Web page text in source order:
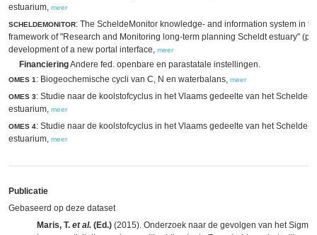
estuarium, meer
SCHELDEMONITOR: The ScheldeMonitor knowledge- and information system in
framework of "Research and Monitoring long-term planning Scheldt estuary"
development of a new portal interface, meer
FinancieringAndere fed. openbare en parastatale instellingen.
OMES 1 : Biogeochemische cycli van C, N en waterbalans, meer
OMES 3: Studie naar de koolstofcyclus in het Vlaams gedeelte van het Schelde-
estuarium, meer
OMES 4: Studie naar de koolstofcyclus in het Vlaams gedeelte van het Schelde-
estuarium, meer
Publicatie
Gebaseerd op deze dataset
Maris, T. et al. (Ed.) (2015). Onderzoek naar de gevolgen van het